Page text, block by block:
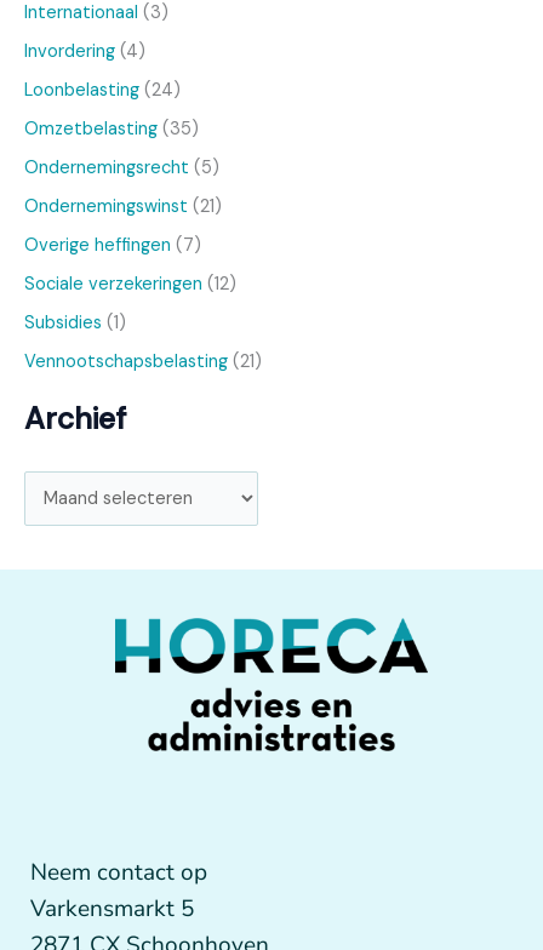
Internationaal (3)
Invordering (4)
Loonbelasting (24)
Omzetbelasting (35)
Ondernemingsrecht (5)
Ondernemingswinst (21)
Overige heffingen (7)
Sociale verzekeringen (12)
Subsidies (1)
Vennootschapsbelasting (21)
Archief
Neem contact op
Varkensmarkt 5